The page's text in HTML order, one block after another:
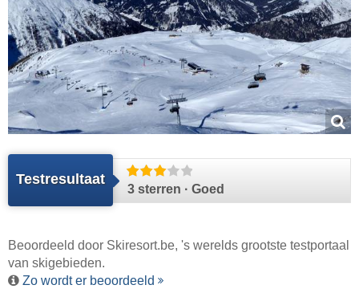
Testresultaat
3 sterren · Goed
Beoordeeld door Skiresort.be, 's werelds grootste testportaal
van skigebieden.
Zo wordt er beoordeeld